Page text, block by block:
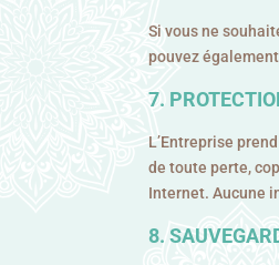
Si vous ne
pouvez
L’Entreprise
de toute perte,
Internet. Aucune